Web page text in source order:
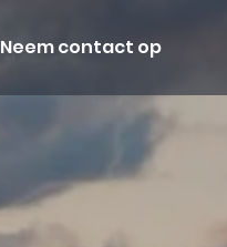
Neem contact op